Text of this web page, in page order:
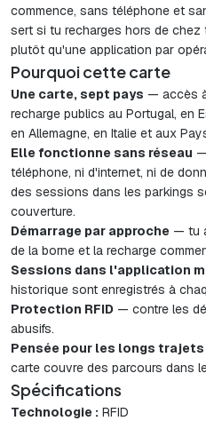
commence, sans téléphone et
sert si tu recharges hors de
plutôt qu'une application par
Pourquoi cette carte
Une carte, sept pays — accès
recharge publics au Portugal, en
en Allemagne, en Italie et aux
Elle fonctionne sans réseau
téléphone, ni d'internet, ni de
des sessions dans les parkings
couverture.
Démarrage par approche — tu
de la borne et la recharge
Sessions dans l'application
historique sont enregistrés à
Protection RFID — contre les
abusifs.
Pensée pour les longs
carte couvre des parcours dans
Spécifications
Technologie : RFID